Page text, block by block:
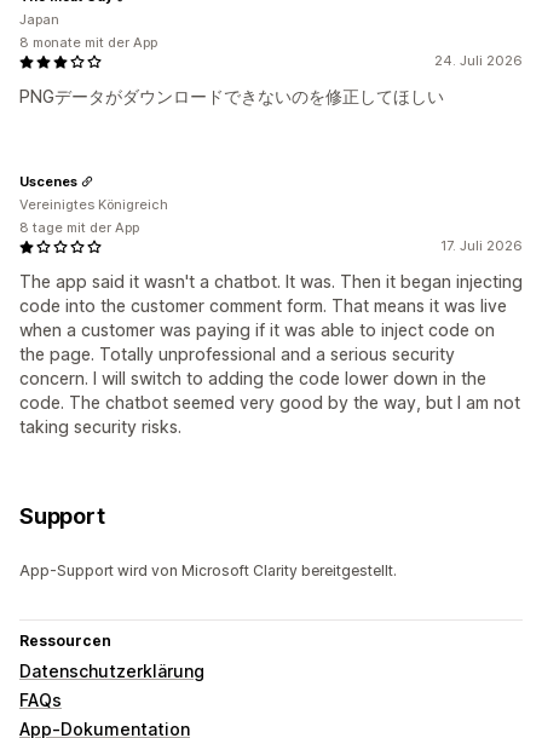
24. Juli 2026
PNGデータがダウンロードできないのを修正してほしい
Japan
8 monate mit der App
17. Juli 2026
The app said it wasn't a chatbot. It was. Then it began injecting
code into the customer comment form. That means it was live
when a customer was paying if it was able to inject code on
the page. Totally unprofessional and a serious security
concern. I will switch to adding the code lower down in the
code. The chatbot seemed very good by the way, but I am not
taking security risks.
Uscenes
Vereinigtes Königreich
8 tage mit der App
Support
App-Support wird von Microsoft Clarity bereitgestellt.
Ressourcen
Datenschutzerklärung
FAQs
App-Dokumentation